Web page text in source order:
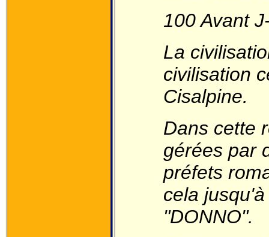
100 Avant
La
civilisation
Cisalpine.
Dans cette
gérées par
préfets
cela
"DONNO".